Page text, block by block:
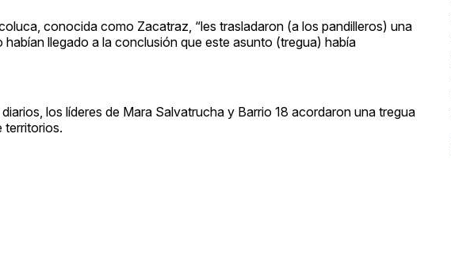
conocida como Zacatraz, “les trasladaron (a los pandilleros) una
llegado a la conclusión que este asunto (tregua) había
los líderes de Mara Salvatrucha y Barrio 18 acordaron una tregua
territorios.